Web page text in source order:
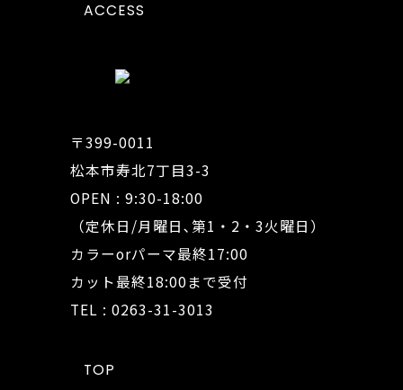
ACCESS
〒399-0011
松本市寿北7丁目3-3
OPEN : 9:30-18:00
（定休日/月曜日､第1・2・3火曜日）
カラーorパーマ最終17:00
カット最終18:00まで受付
TEL : 0263-31-3013
TOP